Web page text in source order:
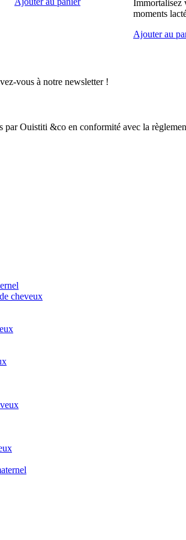
Immortalisez
moments
Ajouter au
vous à notre newsletter !
par Ouistiti &co en conformité avec la
cheveux